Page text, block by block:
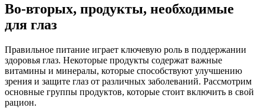
Во-вторых, продукты, необходимые
для глаз
Правильное питание играет ключевую роль в поддержании
здоровья глаз. Некоторые продукты содержат важные
витамины и минералы, которые способствуют улучшению
зрения и защите глаз от различных заболеваний. Рассмотрим
основные группы продуктов, которые стоит включить в свой
рацион.